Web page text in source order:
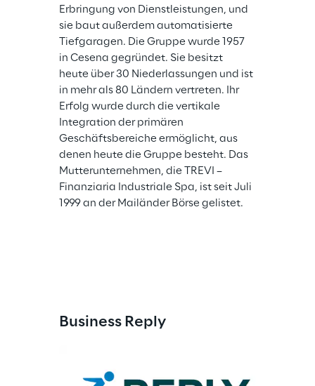
Erbringung von Dienstleistungen, und
sie baut außerdem automatisierte
Tiefgaragen. Die Gruppe wurde 1957
in Cesena gegründet. Sie besitzt
heute über 30 Niederlassungen und ist
in mehr als 80 Ländern vertreten. Ihr
Erfolg wurde durch die vertikale
Integration der primären
Geschäftsbereiche ermöglicht, aus
denen heute die Gruppe besteht. Das
Mutterunternehmen, die TREVI –
Finanziaria Industriale Spa, ist seit Juli
1999 an der Mailänder Börse gelistet.
Business Reply